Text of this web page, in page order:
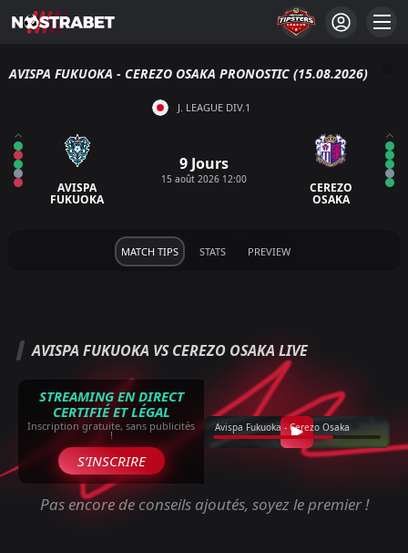
AVISPA FUKUOKA - CEREZO OSAKA PRONOSTIC (15.08.2026)
J. LEAGUE DIV.1
AVISPA
FUKUOKA
9 Jours
15 août 2026 12:00
CEREZO
OSAKA
MATCH TIPS STATS PREVIEW
AVISPA FUKUOKA VS CEREZO OSAKA LIVE
STREAMING EN DIRECT
CERTIFIÉ ET LÉGAL
Inscription gratuite, sans publicités
!
S’INSCRIRE
Avispa Fukuoka - Cerezo Osaka
Pas encore de conseils ajoutés, soyez le premier !